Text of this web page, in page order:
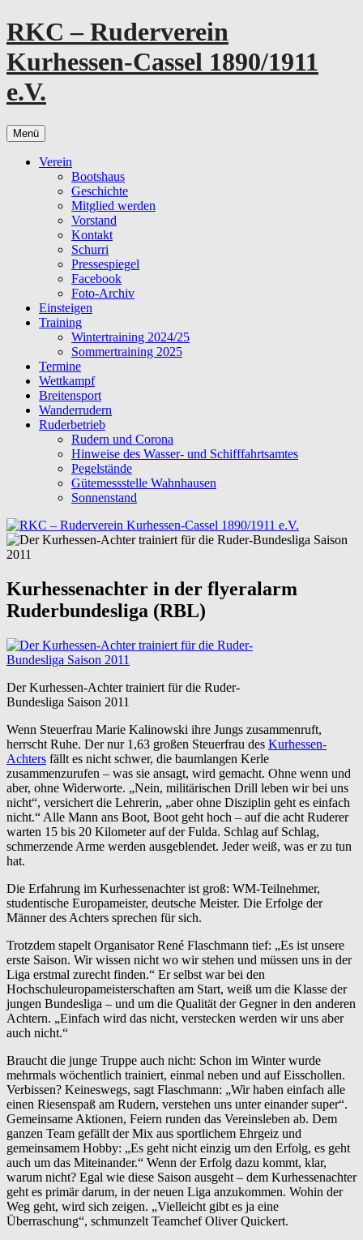
Zum
Inhalt
springen
RKC – Ruderverein
Kurhessen-Cassel 1890/1911
e.V.
Menü
Verein
Bootshaus
Geschichte
Mitglied werden
Vorstand
Kontakt
Schurri
Pressespiegel
Facebook
Foto-Archiv
Einsteigen
Training
Wintertraining 2024/25
Sommertraining 2025
Termine
Wettkampf
Breitensport
Wanderrudern
Ruderbetrieb
Rudern und Corona
Hinweise des Wasser- und Schifffahrtsamtes
Pegelstände
Gütemessstelle Wahnhausen
Sonnenstand
Kurhessenachter in der flyeralarm
Ruderbundesliga (RBL)
Der Kurhessen-Achter trainiert für die Ruder-
Bundesliga Saison 2011
Wenn Steuerfrau Marie Kalinowski ihre Jungs zusammenruft,
herrscht Ruhe. Der nur 1,63 großen Steuerfrau des Kurhessen-
Achters fällt es nicht schwer, die baumlangen Kerle
zusammenzurufen – was sie ansagt, wird gemacht. Ohne wenn und
aber, ohne Widerworte. „Nein, militärischen Drill leben wir bei uns
nicht“, versichert die Lehrerin, „aber ohne Disziplin geht es einfach
nicht.“ Alle Mann ans Boot, Boot geht hoch – auf die acht Ruderer
warten 15 bis 20 Kilometer auf der Fulda. Schlag auf Schlag,
schmerzende Arme werden ausgeblendet. Jeder weiß, was er zu tun
hat.
Die Erfahrung im Kurhessenachter ist groß: WM-Teilnehmer,
studentische Europameister, deutsche Meister. Die Erfolge der
Männer des Achters sprechen für sich.
Trotzdem stapelt Organisator René Flaschmann tief: „Es ist unsere
erste Saison. Wir wissen nicht wo wir stehen und müssen uns in der
Liga erstmal zurecht finden.“ Er selbst war bei den
Hochschuleuropameisterschaften am Start, weiß um die Klasse der
jungen Bundesliga – und um die Qualität der Gegner in den anderen
Achtern. „Einfach wird das nicht, verstecken werden wir uns aber
auch nicht.“
Braucht die junge Truppe auch nicht: Schon im Winter wurde
mehrmals wöchentlich trainiert, einmal neben und auf Eisschollen.
Verbissen? Keineswegs, sagt Flaschmann: „Wir haben einfach alle
einen Riesenspaß am Rudern, verstehen uns unter einander super“.
Gemeinsame Aktionen, Feiern runden das Vereinsleben ab. Dem
ganzen Team gefällt der Mix aus sportlichem Ehrgeiz und
gemeinsamem Hobby: „Es geht nicht einzig um den Erfolg, es geht
auch um das Miteinander.“ Wenn der Erfolg dazu kommt, klar,
warum nicht? Egal wie diese Saison ausgeht – dem Kurhessenachter
geht es primär darum, in der neuen Liga anzukommen. Wohin der
Weg geht, wird sich zeigen. „Vielleicht gibt es ja eine
Überraschung“, schmunzelt Teamchef Oliver Quickert.